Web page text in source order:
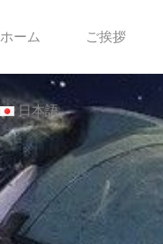
ホーム ご挨拶
日本語